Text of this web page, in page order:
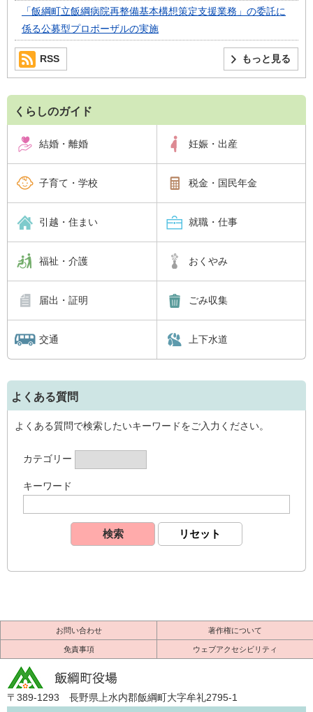
「飯綱町立飯綱病院再整備基本構想策定支援業務」の委託に
係る公募型プロポーザルの実施
もっと見る
RSS
くらしのガイド
結婚・離婚 妊娠・出産
子育て・学校 税金・国民年金
引越・住まい 就職・仕事
福祉・介護 おくやみ
届出・証明 ごみ収集
交通 上下水道
よくある質問
よくある質問で検索したいキーワードをご入力ください。
カテゴリー
キーワード
お問い合わせ 著作権について
免責事項 ウェブアクセシビリティ
〒389-1293 長野県上水内郡飯綱町大字牟礼2795-1